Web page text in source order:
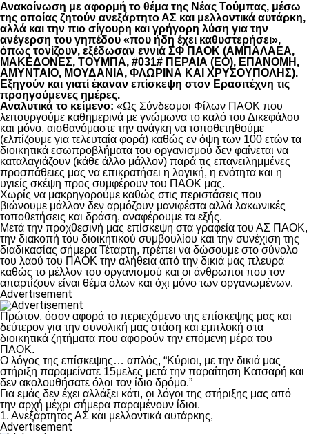
Ανακοίνωση με αφορμή το θέμα της Νέας Τούμπας, μέσω
της οποίας ζητούν ανεξάρτητο ΑΣ και μελλοντικά αυτάρκη,
αλλά και την πιο σίγουρη και γρήγορη λύση για την
ανέγερση του γηπέδου «που ήδη έχει καθυστερήσει»,
όπως τονίζουν, εξέδωσαν εννιά ΣΦ ΠΑΟΚ (ΑΜΠΑΛΑΕΑ,
ΜΑΚΕΔΟΝΕΣ, ΤΟΥΜΠΑ, #031# ΠΕΡΑΙΑ (ΕΟ), ΕΠΑΝΟΜΗ,
ΑΜΥΝΤΑΙΟ, ΜΟΥΔΑΝΙΑ, ΦΛΩΡΙΝΑ ΚΑΙ ΧΡΥΣΟΥΠΟΛΗΣ).
Εξηγούν και γιατί έκαναν επίσκεψη στον Ερασιτέχνη τις
προηγούμενες ημέρες.
Αναλυτικά το κείμενο: «Ως Σύνδεσμοι Φίλων ΠΑΟΚ που
λειτουργούμε καθημερινά με γνώμωνα το καλό του Δικεφάλου
και μόνο, αισθανόμαστε την ανάγκη να τοποθετηθούμε
(ελπίζουμε για τελευταία φορά) καθώς εν όψη των 100 ετών τα
διοικητικά εσωπροβλήματα του οργανισμού δεν φαίνεται να
καταλαγιάζουν (κάθε άλλο μάλλον) παρά τις επανειλημμένες
προσπάθειες μας να επικρατήσει η λογική, η ενότητα και η
υγιείς σκέψη προς συμφέρουν του ΠΑΟΚ μας.
Χωρίς να μακρηγορούμε καθώς στις περιστάσεις που
βιώνουμε μάλλον δεν αρμόζουν μανιφέστα αλλά λακωνικές
τοποθετήσεις και δράση, αναφέρουμε τα εξής.
Μετά την προχθεσινή μας επίσκεψη στα γραφεία του ΑΣ ΠΑΟΚ,
την διακοπή του διοικητικού συμβουλίου και την συνέχιση της
διαδικασίας σήμερα Τέταρτη, πρέπει να δώσουμε στο σύνολο
του λαού του ΠΑΟΚ την αλήθεια από την δικιά μας πλευρά
καθώς το μέλλον του οργανισμού και οι άνθρωποι που τον
απαρτίζουν είναι θέμα όλων και όχι μόνο των οργανωμένων.
Advertisement
Πρώτον, όσον αφορά το περιεχόμενο της επίσκεψης μας και
δεύτερον για την συνολική μας στάση και εμπλοκή στα
διοικητικά ζητήματα που αφορούν την επόμενη μέρα του
ΠΑΟΚ.
Ο λόγος της επίσκεψης… απλός, “Κύριοι, με την δικιά μας
στήριξη παραμείνατε 15μελες μετά την παραίτηση Κατσαρή και
δεν ακολουθήσατε όλοι τον ίδιο δρόμο.”
Για εμάς δεν έχει αλλάξει κάτι, οι λόγοι της στήριξης μας από
την αρχή μέχρι σήμερα παραμένουν ίδιοι.
1. Ανεξάρτητος ΑΣ και μελλοντικά αυτάρκης,
Advertisement